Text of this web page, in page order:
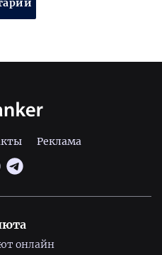
Реклама
онлайн